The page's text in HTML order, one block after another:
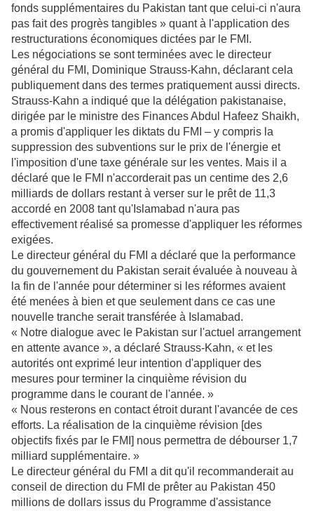
fonds supplémentaires du Pakistan tant que celui-ci n'aura
pas fait des progrès tangibles » quant à l'application des
restructurations économiques dictées par le FMI.
Les négociations se sont terminées avec le directeur
général du FMI, Dominique Strauss-Kahn, déclarant cela
publiquement dans des termes pratiquement aussi directs.
Strauss-Kahn a indiqué que la délégation pakistanaise,
dirigée par le ministre des Finances Abdul Hafeez Shaikh,
a promis d'appliquer les diktats du FMI – y compris la
suppression des subventions sur le prix de l'énergie et
l'imposition d'une taxe générale sur les ventes. Mais il a
déclaré que le FMI n'accorderait pas un centime des 2,6
milliards de dollars restant à verser sur le prêt de 11,3
accordé en 2008 tant qu'Islamabad n'aura pas
effectivement réalisé sa promesse d'appliquer les réformes
exigées.
Le directeur général du FMI a déclaré que la performance
du gouvernement du Pakistan serait évaluée à nouveau à
la fin de l'année pour déterminer si les réformes avaient
été menées à bien et que seulement dans ce cas une
nouvelle tranche serait transférée à Islamabad.
« Notre dialogue avec le Pakistan sur l'actuel arrangement
en attente avance », a déclaré Strauss-Kahn, « et les
autorités ont exprimé leur intention d'appliquer des
mesures pour terminer la cinquième révision du
programme dans le courant de l'année. »
« Nous resterons en contact étroit durant l'avancée de ces
efforts. La réalisation de la cinquième révision [des
objectifs fixés par le FMI] nous permettra de débourser 1,7
milliard supplémentaire. »
Le directeur général du FMI a dit qu'il recommanderait au
conseil de direction du FMI de prêter au Pakistan 450
millions de dollars issus du Programme d'assistance